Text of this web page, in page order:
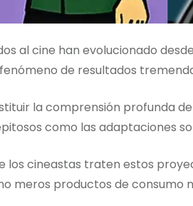
al cine han evolucionado
de resultados
la comprensión profunda
como las adaptaciones
los cineastas traten estos
meros productos de consumo